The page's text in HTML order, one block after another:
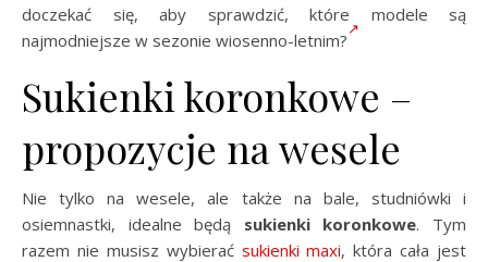
doczekać się, aby sprawdzić, które modele są
najmodniejsze w sezonie wiosenno-letnim?
Sukienki koronkowe –
propozycje na wesele
Nie tylko na wesele, ale także na bale, studniówki i
osiemnastki, idealne będą sukienkikoronkowe. Tym
razem nie musisz wybierać sukienki maxi, która cała jest